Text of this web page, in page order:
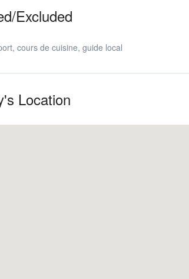
Excluded
cours de cuisine, guide local
Location